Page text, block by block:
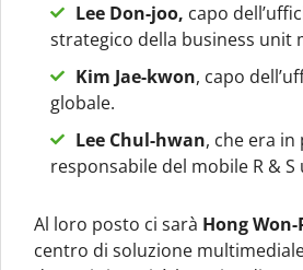
Lee Don-joo, capo
strategico della business unit
Kim Jae-kwon, capo
globale.
Lee Chul-hwan, che era in
responsabile del mobile R & S
Al loro posto ci sarà Hong Won-
centro di soluzione